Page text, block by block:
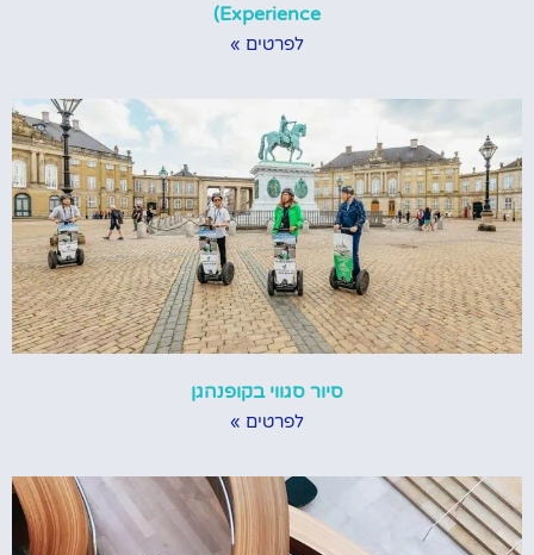
Experience)
לפרטים »
סיור סגווי בקופנהגן
לפרטים »